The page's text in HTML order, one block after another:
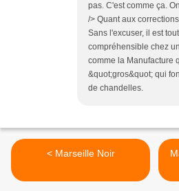
pas. C'est comme ça.
/> Quant aux
Sans l'excuser, il est
compréhensible chez
comme la Manufacture
&quot;gros&quot; qui
de chandelles.
< Marseille Noir